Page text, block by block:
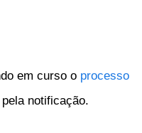
em curso o processo
notificação.